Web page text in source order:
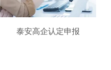
泰安高企认定申报